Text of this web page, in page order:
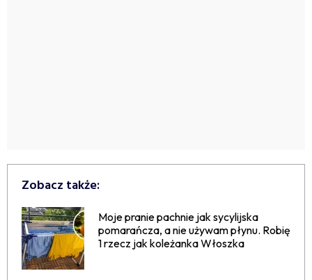
Zobacz także:
Moje pranie pachnie jak sycylijska
pomarańcza, a nie używam płynu. Robię
1 rzecz jak koleżanka Włoszka